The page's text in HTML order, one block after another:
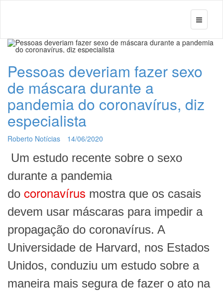
Pessoas deveriam fazer sexo
de máscara durante a
pandemia do coronavírus, diz
especialista
Roberto Notícias 14/06/2020
Um estudo recente sobre o sexo
durante a pandemia
do coronavírus mostra que os casais
devem usar máscaras para impedir a
propagação do coronavírus. A
Universidade de Harvard, nos Estados
Unidos, conduziu um estudo sobre a
maneira mais segura de fazer o ato na